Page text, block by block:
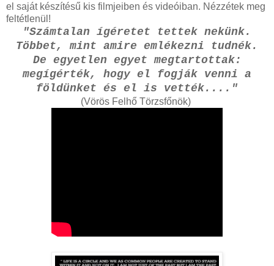
el saját készítésű kis filmjeiben és videóiban. Nézzétek meg
feltétlenül!
"Számtalan ígéretet tettek nekünk.
Többet, mint amire emlékezni tudnék.
De egyetlen egyet megtartottak:
megígérték, hogy el fogják venni a
földünket és el is vették...."
(Vörös Felhő Törzsfőnök)